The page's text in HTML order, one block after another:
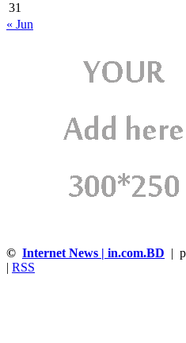
31
« Jun
© Internet News | in.com.BD |
| RSS